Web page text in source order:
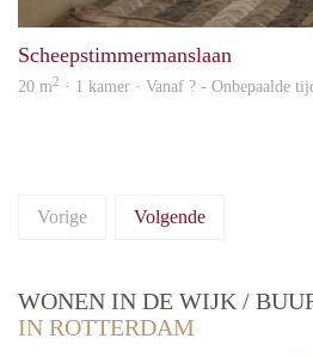
Scheepstimmermanslaan
20 m2 · 1 kamer · Vanaf ? - Onbepaalde
Vorige Volgende
WONEN IN DE WIJK /
IN ROTTERDAM